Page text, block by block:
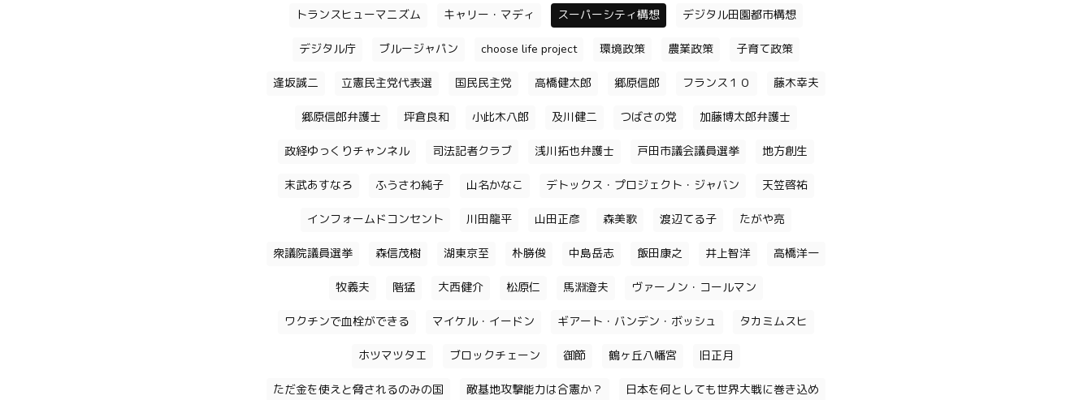
トランスヒューマニズム キャリー・マディ スーパーシティ構想 デジタル田園都市構想
デジタル庁 ブルージャパン choose life project 環境政策 農業政策 子育て政策
逢坂誠二 立憲民主党代表選 国民民主党 高橋健太郎 郷原信郎 フランス１０ 藤木幸夫
郷原信郎弁護士 坪倉良和 小此木八郎 及川健二 つばさの党 加藤博太郎弁護士
政経ゆっくりチャンネル 司法記者クラブ 浅川拓也弁護士 戸田市議会議員選挙 地方創生
末武あすなろ ふうさわ純子 山名かなこ デトックス・プロジェクト・ジャバン 天笠啓祐
インフォームドコンセント 川田龍平 山田正彦 森美歌 渡辺てる子 たがや亮
衆議院議員選挙 森信茂樹 湖東京至 朴勝俊 中島岳志 飯田康之 井上智洋 高橋洋一
牧義夫 階猛 大西健介 松原仁 馬淵澄夫 ヴァーノン・コールマン
ワクチンで血栓ができる マイケル・イードン ギアート・バンデン・ボッシュ タカミムスヒ
ホツマツタエ ブロックチェーン 御節 鶴ヶ丘八幡宮 旧正月
ただ金を使えと脅されるのみの国 敵基地攻撃能力は合憲か？ 日本を何としても世界大戦に巻き込め